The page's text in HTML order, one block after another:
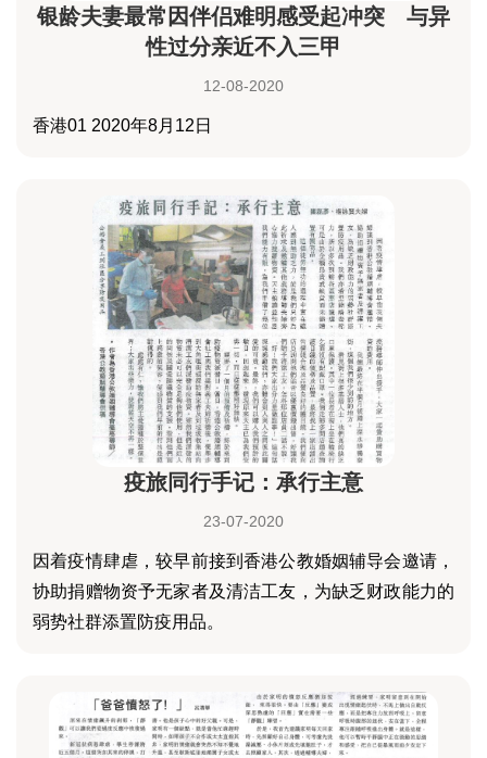
银龄夫妻最常因伴侣难明感受起冲突 与异
性过分亲近不入三甲
12-08-2020
香港01 2020年8月12日
疫旅同行手记：承行主意
23-07-2020
因着疫情肆虐，较早前接到香港公教婚姻辅导会邀请，
协助捐赠物资予无家者及清洁工友，为缺乏财政能力的
弱势社群添置防疫用品。